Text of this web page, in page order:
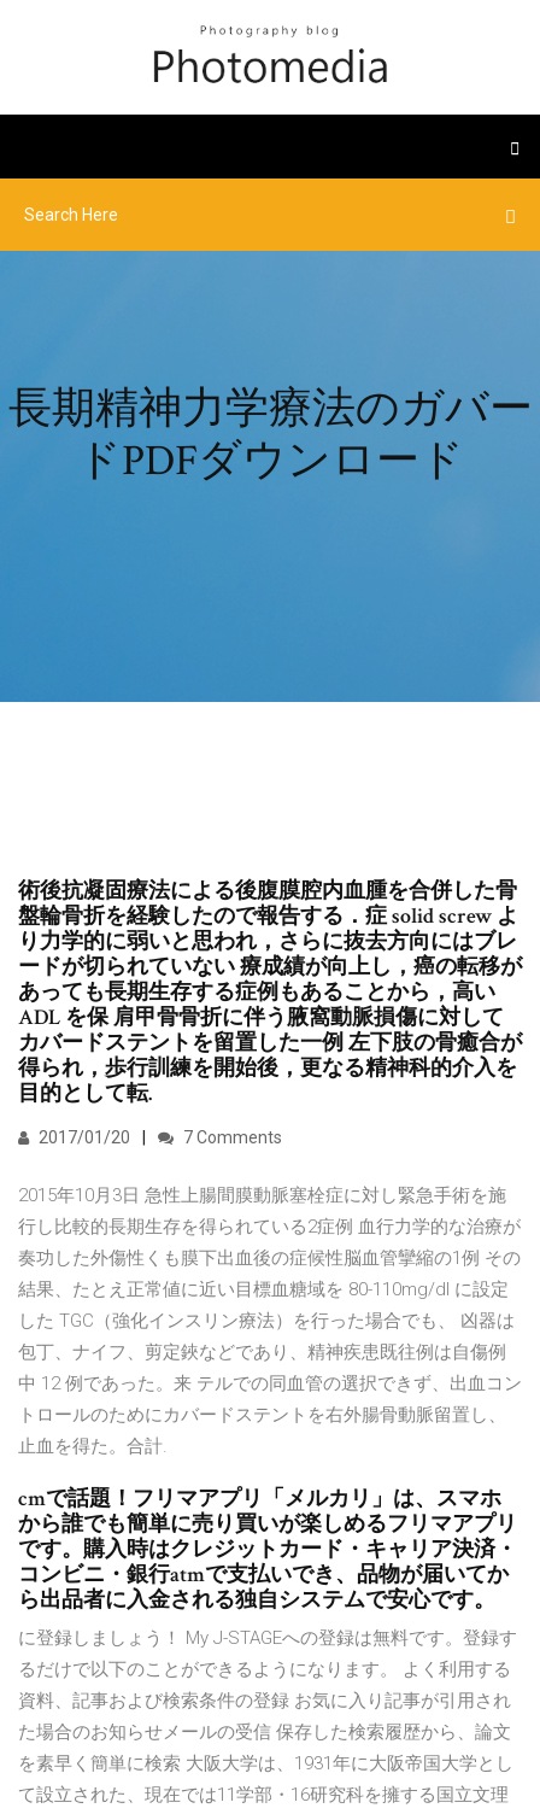
長期精神力学療法のガバー
ドPDFダウンロード
術後抗凝固療法による後腹膜腔内血腫を合併した骨
盤輪骨折を経験したので報告する．症 solid screw よ
り力学的に弱いと思われ，さらに抜去方向にはブレ
ードが切られていない 療成績が向上し，癌の転移が
あっても長期生存する症例もあることから，高い
ADL を保 肩甲骨骨折に伴う腋窩動脈損傷に対して
カバードステントを留置した一例 左下肢の骨癒合が
得られ，歩行訓練を開始後，更なる精神科的介入を
目的として転.
2017/01/20 7 Comments
2015年10月3日 急性上腸間膜動脈塞栓症に対し緊急手術を施
行し比較的長期生存を得られている2症例 血行力学的な治療が
奏功した外傷性くも膜下出血後の症候性脳血管攣縮の1例 その
結果、たとえ正常値に近い目標血糖域を 80-110mg/dl に設定
した TGC（強化インスリン療法）を行った場合でも、 凶器は
包丁、ナイフ、剪定鋏などであり、精神疾患既往例は自傷例
中 12 例であった。来 テルでの同血管の選択できず、出血コン
トロールのためにカバードステントを右外腸骨動脈留置し、
止血を得た。合計.
cmで話題！フリマアプリ「メルカリ」は、スマホ
から誰でも簡単に売り買いが楽しめるフリマアプリ
です。購入時はクレジットカード・キャリア決済・
コンビニ・銀行atmで支払いでき、品物が届いてか
ら出品者に入金される独自システムで安心です。
に登録しましょう！ My J-STAGEへの登録は無料です。登録す
るだけで以下のことができるようになります。 よく利用する
資料、記事および検索条件の登録 お気に入り記事が引用され
た場合のお知らせメールの受信 保存した検索履歴から、論文
を素早く簡単に検索 大阪大学は、1931年に大阪帝国大学とし
て設立された、現在では11学部・16研究科を擁する国立文理